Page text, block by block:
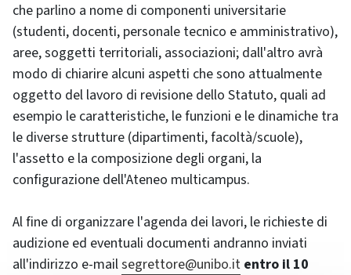
che parlino a nome di componenti universitarie
(studenti, docenti, personale tecnico e amministrativo),
aree, soggetti territoriali, associazioni; dall'altro avrà
modo di chiarire alcuni aspetti che sono attualmente
oggetto del lavoro di revisione dello Statuto, quali ad
esempio le caratteristiche, le funzioni e le dinamiche tra
le diverse strutture (dipartimenti, facoltà/scuole),
l'assetto e la composizione degli organi, la
configurazione dell'Ateneo multicampus.
Al fine di organizzare l'agenda dei lavori, le richieste di
audizione ed eventuali documenti andranno inviati
all'indirizzo e-mailsegrettore@unibo.it entro il 10